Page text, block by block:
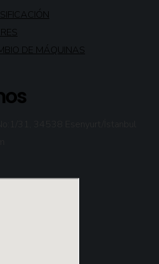
DE MÁQUINAS